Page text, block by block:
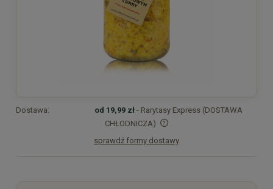
Dostawa: od 19,99 zł - Rarytasy Express (DOSTAWA
CHŁODNICZA)
Cena nie zawiera ewentualnych kosztów płatności
sprawdź formy dostawy